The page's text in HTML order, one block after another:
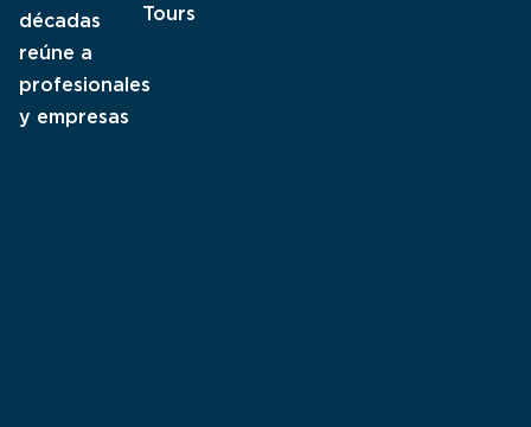
décadas
reúne a
profesionales
y empresas
Tours